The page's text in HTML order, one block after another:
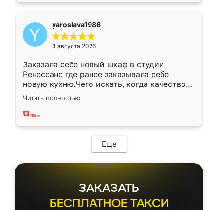
yaroslava1986
3 августа 2026
Заказала себе новый шкаф в студии
Ренессанс где ранее заказывала себе
новую кухню.Чего искать, когда качеством
вполне довольна. Служит кухня уже почти
два года, нареканий нет.
Читать полностью
Еще
ЗАКАЗАТЬ
БЕСПЛАТНОЕ ТАКСИ